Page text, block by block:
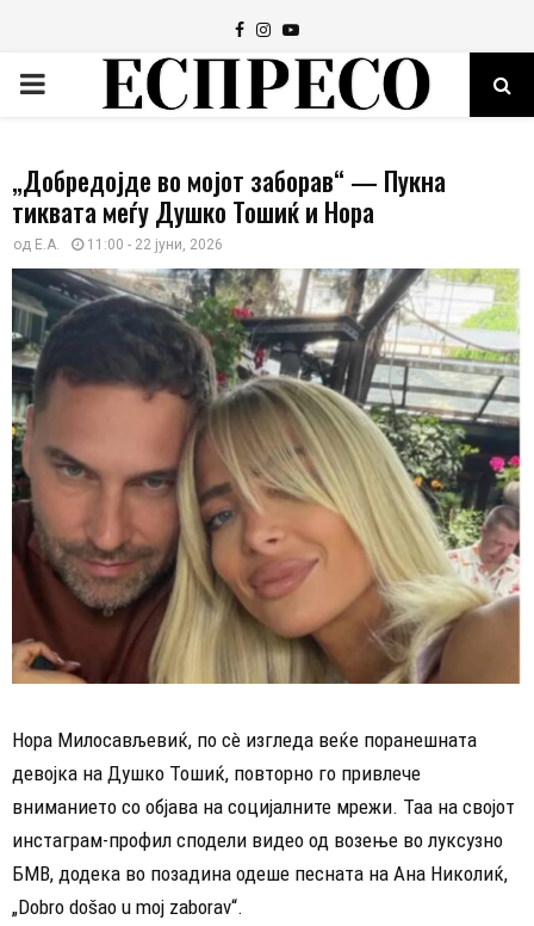
Facebook
Instagram
Youtube
PRIMARY
„Добредојде во мојот заборав“ — Пукна
тиквата меѓу Душко Тошиќ и Нора
од Е.А. 11:00 - 22 јуни, 2026
Нора Милосављевиќ, по сè изгледа веќе поранешната
девојка на Душко Тошиќ, повторно го привлече
вниманието со објава на социјалните мрежи. Таа на својот
инстаграм-профил сподели видео од возење во луксузно
БМВ, додека во позадина одеше песната на Ана Николиќ,
„Dobro došao u moj zaborav“.